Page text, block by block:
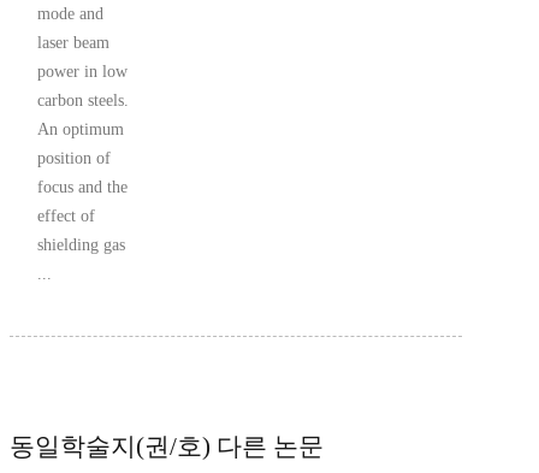
mode and
laser beam
power in low
carbon steels.
An optimum
position of
focus and the
effect of
shielding gas
...
동일학술지(권/호) 다른 논문